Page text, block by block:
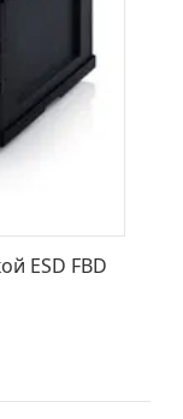
ESD FBD